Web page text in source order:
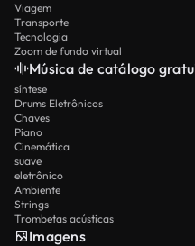
Viagem
Transporte
Tecnologia
Zoom de fundo virtual
Música de catálogo
síntese
Drums Eletrônicos
Chaves
Piano
Cinemática
suave
eletrônico
Ambiente
Strings
Trombetas acústicas
Imagens